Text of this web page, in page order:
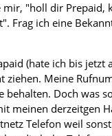
mir, "holl dir
Frag ich eine
(hate ich bis jetzt
ziehen. Meine
behalten. Doch was
meinen derzeitgen
Telefon weil